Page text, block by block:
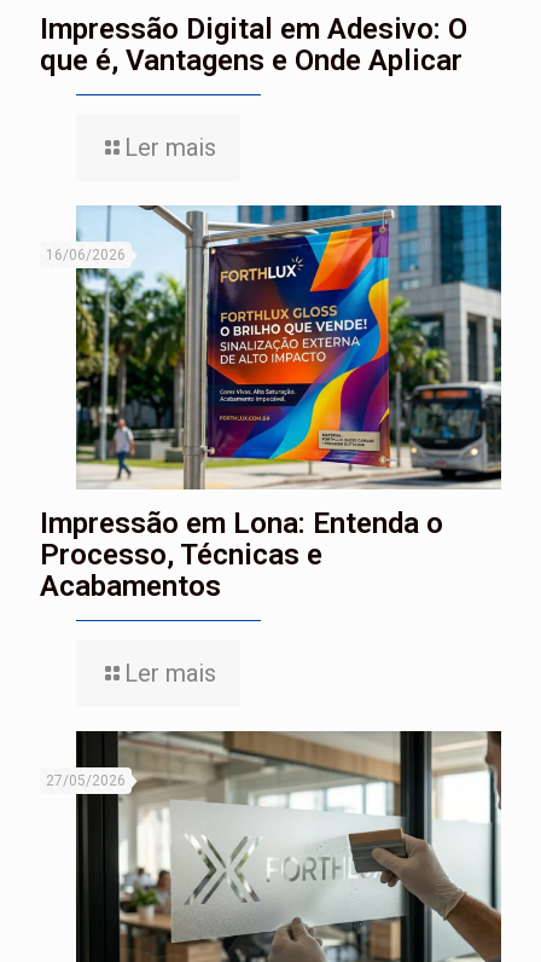
Impressão Digital em Adesivo: O
que é, Vantagens e Onde Aplicar
Ler mais
16/06/2026
Impressão em Lona: Entenda o
Processo, Técnicas e
Acabamentos
Ler mais
27/05/2026